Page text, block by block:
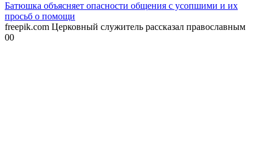
Батюшка объясняет опасности общения с усопшими и их
просьб о помощи
freepik.com Церковный служитель рассказал православным
00